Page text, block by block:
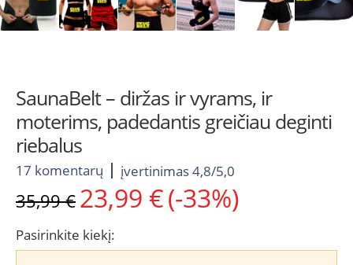
SaunaBelt – diržas ir vyrams, ir
moterims, padedantis greičiau deginti
riebalus
17 komentarų įvertinimas 4,8/5,0
35,99€ Original
price
was:
35,99 €.
23,99 € Current
price
23,99 €.
(-33%)
Pasirinkite kiekį: